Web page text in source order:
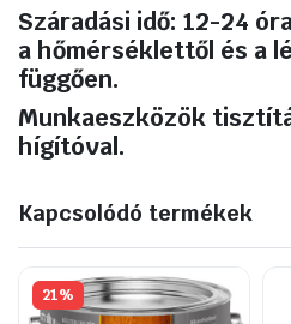
Száradási idő: 12-24
a hőmérséklettől és a
függően.
Munkaeszközök
hígítóval.
Kapcsolódó termékek
21%